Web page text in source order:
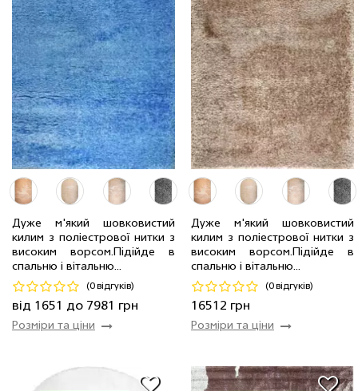
Дуже м'який шовковистий
килим з поліестрової нитки з
високим ворсом.Пiдiйде в
спальню і вітальню...
(0 відгуків)
від 1651 до 7981 грн
Розміри та ціни
0.8 x 1.5 м 30 шт 1651 грн
1.6 x 2.3 м 5064 грн
2.0 x 2.9 м 4 шт
7981 грн
1.2 x 1.7 м
2 шт 2807 грн
Код 18096
Купити
Дуже м'який шовковистий
килим з поліестрової нитки з
високим ворсом.Пiдiйде в
спальню і вітальню...
(0 відгуків)
16512 грн
Розміри та ціни
3.0 x 4.0 м 8 шт 16512 грн
Код 17173